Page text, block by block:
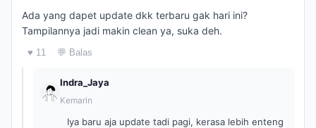
Ada yang dapet update dkk terbaru gak hari ini?
Tampilannya jadi makin clean ya, suka deh.
♥ 11 💬 Balas
Indra_Jaya
Kemarin
Iya baru aja update tadi pagi, kerasa lebih enteng